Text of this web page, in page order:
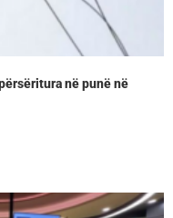
në punë në